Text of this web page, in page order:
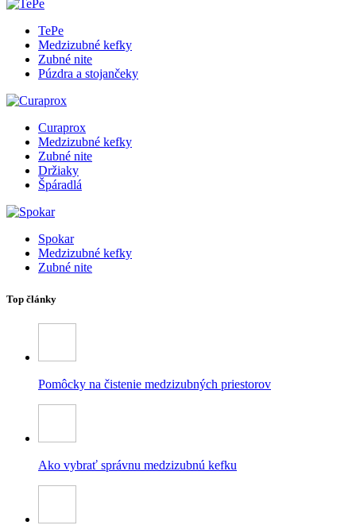
TePe
Medzizubné kefky
Zubné nite
Púzdra a stojančeky
Curaprox
Medzizubné kefky
Zubné nite
Držiaky
Špáradlá
Spokar
Medzizubné kefky
Zubné nite
Top články
Pomôcky na čistenie medzizubných priestorov
Ako vybrať správnu medzizubnú kefku